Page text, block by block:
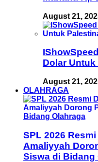
August 21,
Dolar
August 21,
OLAHRAGA
SPL 2026
Amaliyyah
Siswa di Bidang